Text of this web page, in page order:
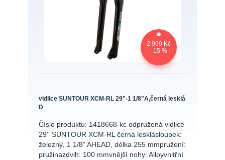
2 999 Kč
- 15 %
vidlice SUNTOUR XCM-RL 29"-1 1/8"A,černá lesklá
D
Číslo produktu: 1418668-kc odpružená vidlice
29'' SUNTOUR XCM-RL černá lesklásloupek:
železný, 1 1/8" AHEAD, délka 255 mmpružení:
pružinazdvih: 100 mmvnější nohy: Alloyvnitřní